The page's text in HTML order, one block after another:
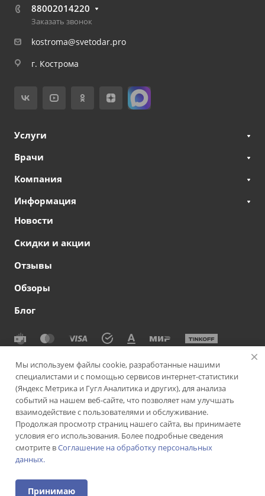
88002014220
Заказать звонок
kostroma@svetodar.pro
г. Кострома
Услуги
Врачи
Компания
Информация
Новости
Скидки и акции
Отзывы
Обзоры
Блог
© 2026 Сеть офтальмологических клиник СВЕТОДАР
Политика конфиденциальности
|
Согласие на обработку
персональных данных
Политика использования cookie-
Пользовательское соглашение
Версия для слабовидящих Подписаться на рассылку
ИМЕЮТСЯ ПРОТИВОПОКАЗАНИЯ. НЕОБХОДИМА
Мы используем файлы cookie, разработанные нашими
специалистами и с помощью сервисов интернет-статистики
(Яндекс Метрика и Гугл Аналитика и других), для анализа
событий на нашем веб-сайте, что позволяет нам улучшать
взаимодействие с пользователями и обслуживание.
Продолжая просмотр страниц нашего сайта, вы принимаете
условия его использования. Более подробные сведения
смотрите вСоглашение на обработку персональных
данных.
Принимаю